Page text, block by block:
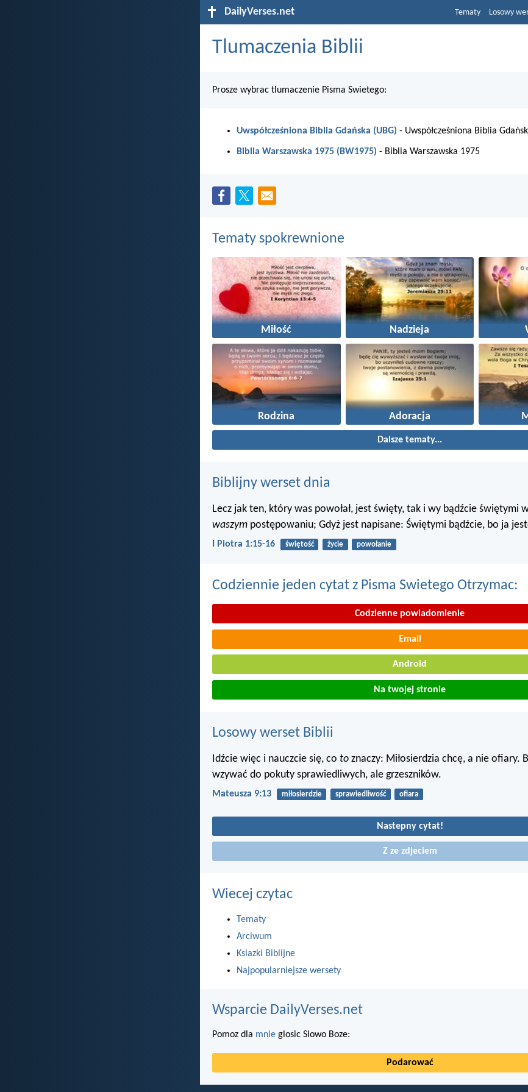
DailyVerses.net Tematy Losowy
Tlumaczenia Biblii
Prosze wybrac tlumaczenie Pisma Swietego:
Uwspółcześniona Biblia Gdańska (UBG) - Uwspółcześniona Biblia
Biblia Warszawska 1975 (BW1975) - Biblia Warszawska 1975
Tematy spokrewnione
Miłość Nadzieja
Rodzina Adoracja
Dalsze tematy...
Biblijny werset dnia
Lecz jak ten, który was powołał, jest święty, tak i wy bądźcie świętymi
waszym postępowaniu; Gdyż jest napisane: Świętymi bądźcie, bo ja
I Piotra 1:15-16 świętość życie powołanie
Codziennie jeden cytat z Pisma Swietego Otrzymac:
Codzienne powiadomienie
Email
Android
Na twojej stronie
Losowy werset Biblii
Idźcie więc i nauczcie się, co to znaczy: Miłosierdzia chcę, a nie ofiary.
wzywać do pokuty sprawiedliwych, ale grzeszników.
Mateusza 9:13 miłosierdzie sprawiedliwość ofiara
Nastepny cytat!
Z ze zdjeciem
Wiecej czytac
Tematy
Arciwum
Ksiazki Biblijne
Najpopularniejsze wersety
Wsparcie DailyVerses.net
Pomoz dla mnie glosic Slowo Boze:
Podarować